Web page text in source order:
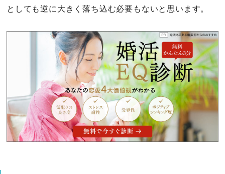
としても逆に大きく落ち込む必要もないと思います。